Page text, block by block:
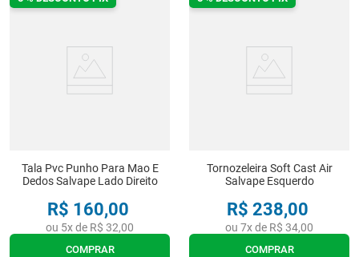
Tala Pvc Punho Para Mao E
Dedos Salvape Lado Direito
R$ 160,00
ou 5x de R$ 32,00
COMPRAR
Tornozeleira Soft Cast Air
Salvape Esquerdo
R$ 238,00
ou 7x de R$ 34,00
COMPRAR